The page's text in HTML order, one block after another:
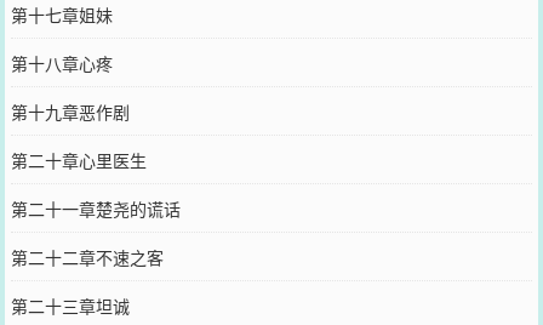
第十七章姐妹
第十八章心疼
第十九章恶作剧
第二十章心里医生
第二十一章楚尧的谎话
第二十二章不速之客
第二十三章坦诚